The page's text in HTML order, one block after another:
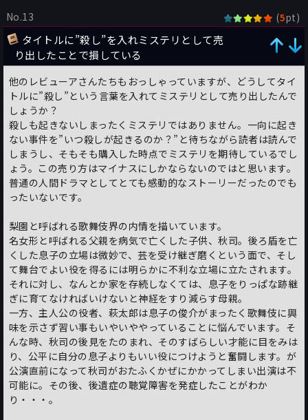
No.13 (5pt)
タイトルに”殺し”を入れミステリとして売
り出したことで損している
他のレビューアさんたちもおっしゃっていますが、どうしてタイ
トルに”殺し”という言葉を入れてミステリとして売り出したんで
しょうか？
殺しも起きないしまったくミステリではありません。一向に起き
ない事件を”いつ殺しが起きるのか？”と待ちながら読者は読んで
しまうし、そもそも購入した時点でミステリを期待しているでし
ょう。この売り方はマイナスにしかならないのではと思います。
普通の人間ドラマとしてとても感動的なストーリーだったのでも
ったいないです。
梨園と呼ばれる歌舞伎界の内情を描いています。
名女形と呼ばれる父親を病気で亡くした子供、秋司。後ろ盾を亡
くした息子の立場は微妙で、芸を受け継ぎ磨くという面で、そし
て舞台でよい役を得るには明らかに不利な立場に立たされます。
それに対し、なんとか家を存続しなくては、息子をりっぱな跡継
ぎに育てなければいけないと神経をすり減らす母親。
一方、主人公の役者、萩太郎は息子の俊介がまったく歌舞伎に興
味を示さず習い事もいやいややっていることに悩んでいます。そ
んな時、秋司の後見をたのまれ、そのすばらしい才能に目をみは
り、公平に自分の息子よりもいい役につけようと奮闘します。が
公演直前になって秋司がおたふくかぜにかかってしまい出演は不
可能に。その後、後遺症の聴覚障害を発症したことがわか
り・・・。